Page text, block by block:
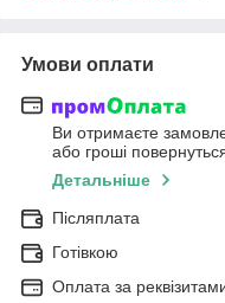
Умови оплати
Ви отримаєте
або гроші
Детальніше
Післяплата
Готівкою
Оплата за